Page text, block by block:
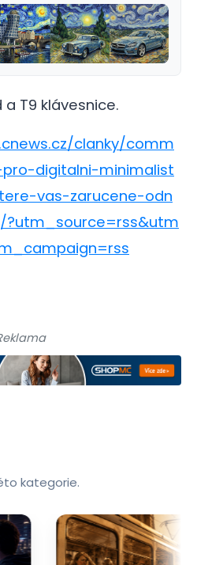
T9 klávesnice.
clanky/comm
digitalni-minimalist
vas-zarucene-odn
?utm_source=rss&utm
kategorie.